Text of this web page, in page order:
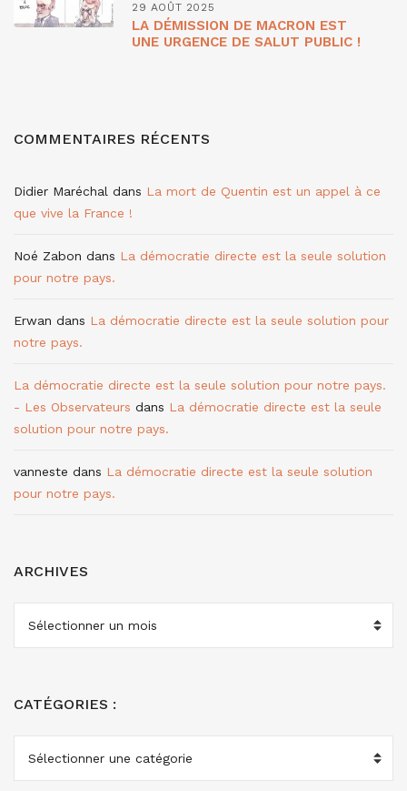
29 AOÛT 2025
LA DÉMISSION DE MACRON EST
UNE URGENCE DE SALUT PUBLIC !
COMMENTAIRES RÉCENTS
Didier Maréchal dans La mort de Quentin est un appel à ce
que vive la France !
Noé Zabon dans La démocratie directe est la seule solution
pour notre pays.
Erwan dans La démocratie directe est la seule solution pour
notre pays.
La démocratie directe est la seule solution pour notre pays.
- Les Observateurs dans La démocratie directe est la seule
solution pour notre pays.
vanneste dans La démocratie directe est la seule solution
pour notre pays.
ARCHIVES
CATÉGORIES :